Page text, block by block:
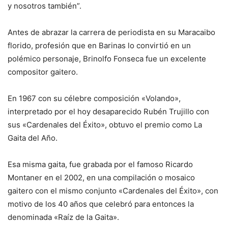
y nosotros también”.
Antes de abrazar la carrera de periodista en su Maracaibo
florido, profesión que en Barinas lo convirtió en un
polémico personaje, Brinolfo Fonseca fue un excelente
compositor gaitero.
En 1967 con su célebre composición «Volando»,
interpretado por el hoy desaparecido Rubén Trujillo con
sus «Cardenales del Éxito», obtuvo el premio como La
Gaita del Año.
Esa misma gaita, fue grabada por el famoso Ricardo
Montaner en el 2002, en una compilación o mosaico
gaitero con el mismo conjunto «Cardenales del Éxito», con
motivo de los 40 años que celebró para entonces la
denominada «Raíz de la Gaita».